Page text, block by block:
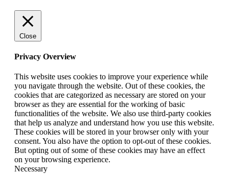
Close
Privacy Overview
This website uses cookies to improve your experience while
you navigate through the website. Out of these cookies, the
cookies that are categorized as necessary are stored on your
browser as they are essential for the working of basic
functionalities of the website. We also use third-party cookies
that help us analyze and understand how you use this website.
These cookies will be stored in your browser only with your
consent. You also have the option to opt-out of these cookies.
But opting out of some of these cookies may have an effect
on your browsing experience.
Necessary